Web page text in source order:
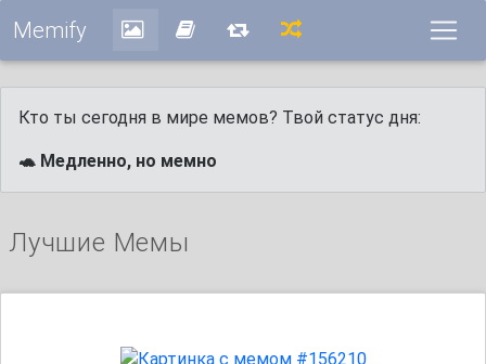
Memify
Кто ты сегодня в мире мемов? Твой статус дня:
🐢 Медленно, но мемно
Лучшие Мемы